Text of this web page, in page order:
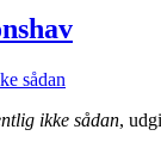
ikke sådan,